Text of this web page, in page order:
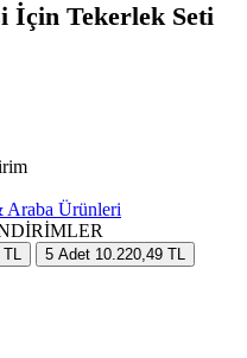
İçin Tekerlek Seti
Araba Ürünleri
5 Adet 10.220,49 TL